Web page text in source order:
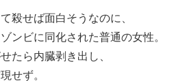
殺せば面白そうなのに、
ンビに同化された普通の女性。
たら内臓剥き出し、
せず。